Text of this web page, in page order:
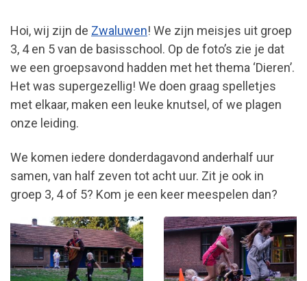
Hoi, wij zijn de Zwaluwen! We zijn meisjes uit groep
3, 4 en 5 van de basisschool. Op de foto’s zie je dat
we een groepsavond hadden met het thema ‘Dieren’.
Het was supergezellig! We doen graag spelletjes
met elkaar, maken een leuke knutsel, of we plagen
onze leiding.
We komen iedere donderdagavond anderhalf uur
samen, van half zeven tot acht uur. Zit je ook in
groep 3, 4 of 5? Kom je een keer meespelen dan?